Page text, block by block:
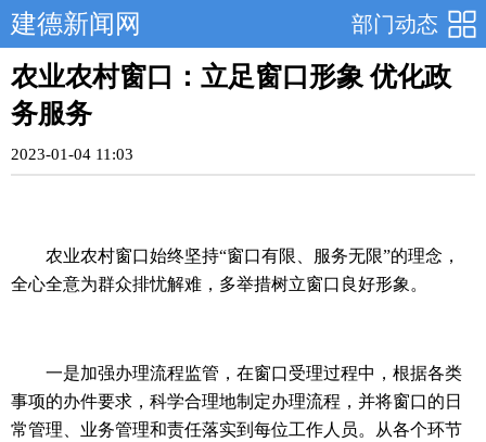
部门动态
建德新闻网
农业农村窗口：立足窗口形象 优化政
务服务
2023-01-04 11:03
农业农村窗口始终坚持“窗口有限、服务无限”的理念，
全心全意为群众排忧解难，多举措树立窗口良好形象。
一是加强办理流程监管，在窗口受理过程中，根据各类
事项的办件要求，科学合理地制定办理流程，并将窗口的日
常管理、业务管理和责任落实到每位工作人员。从各个环节